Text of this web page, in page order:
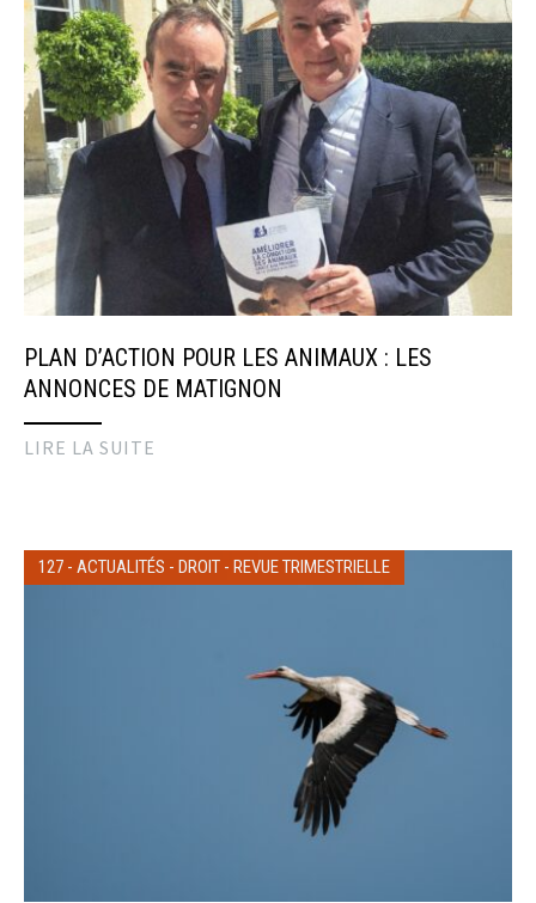
PLAN D’ACTION POUR LES ANIMAUX : LES
ANNONCES DE MATIGNON
LIRE LA SUITE
127 - ACTUALITÉS - DROIT - REVUE TRIMESTRIELLE